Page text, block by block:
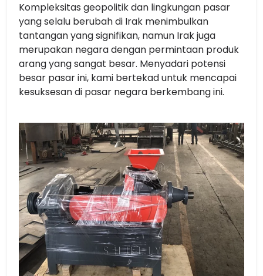
Kompleksitas geopolitik dan lingkungan pasar
yang selalu berubah di Irak menimbulkan
tantangan yang signifikan, namun Irak juga
merupakan negara dengan permintaan produk
arang yang sangat besar. Menyadari potensi
besar pasar ini, kami bertekad untuk mencapai
kesuksesan di pasar negara berkembang ini.